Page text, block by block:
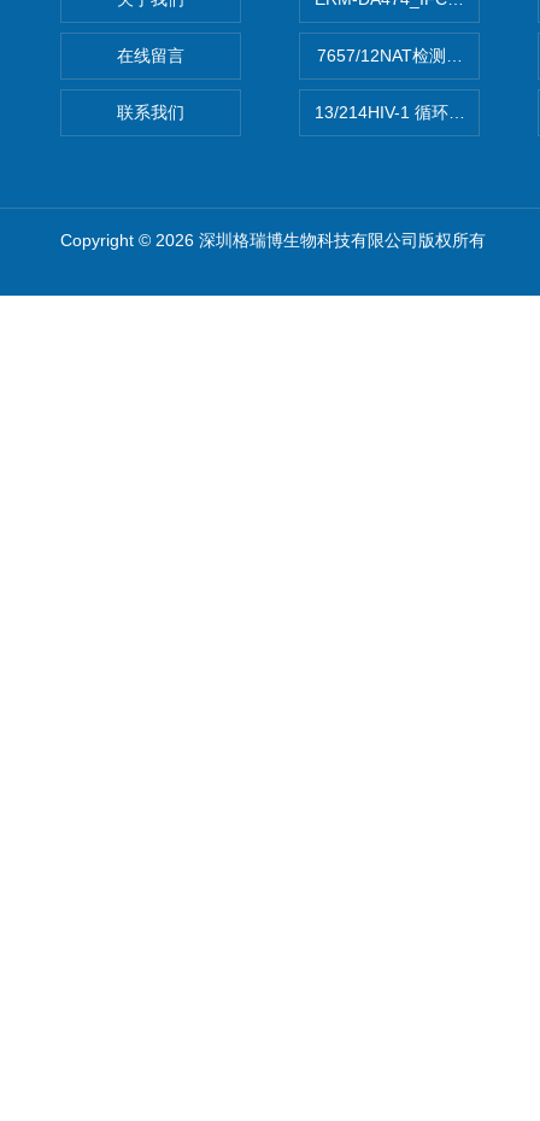
在线留言
联系我们
7657/12NAT检测的D型肝炎
13/214HIV-1 循环重组形式
Copyright © 2026 深圳格瑞博生物科技有限公司版权所有